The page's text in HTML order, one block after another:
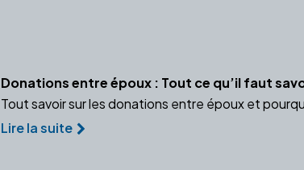
Donations entre époux : Tout ce qu’il faut
Tout savoir sur les donations entre époux et
Lire la suite